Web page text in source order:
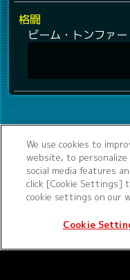
格闘
ビーム・トンファー
We use cookies to
website, to
social media features
click [Cookie Settings]
cookie settings on our
Cookie